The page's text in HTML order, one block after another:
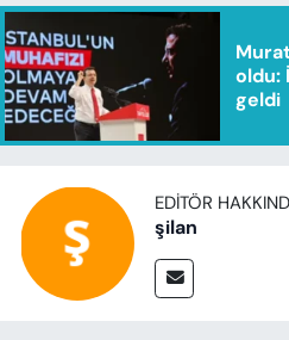
oldu:
geldi
EDITÖR
şilan